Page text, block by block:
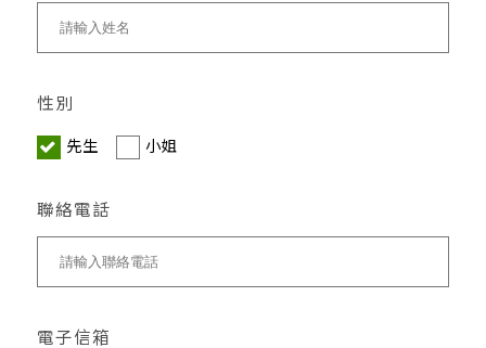
性別
先生 小姐
聯絡電話
電子信箱